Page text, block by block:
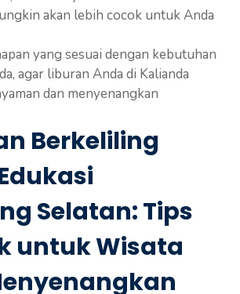
akan lebih cocok untuk Anda
yang sesuai dengan kebutuhan
agar liburan Anda di Kalianda
dan menyenangkan
Berkeliling
Selatan: Tips
untuk Wisata